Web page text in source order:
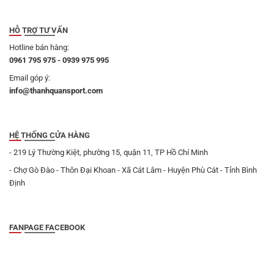
HỖ TRỢ TƯ VẤN
Hotline bán hàng:
0961 795 975 - 0939 975 995
Email góp ý:
info@thanhquansport.com
HỆ THỐNG CỬA HÀNG
- 219 Lý Thường Kiệt, phường 15, quận 11, TP Hồ Chí Minh
- Chợ Gò Đào - Thôn Đại Khoan - Xã Cát Lâm - Huyện Phù Cát - Tỉnh Bình
Định
FANPAGE FACEBOOK